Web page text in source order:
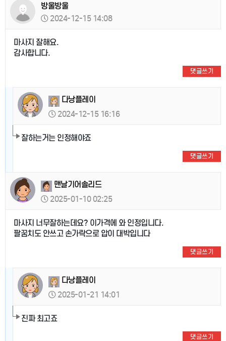
방울방울
2024-12-15 14:08
마사지 잘해요.
감사합니다.
댓글쓰기
다낭플레이
2024-12-15 16:16
잘하는거는 인정해야죠
댓글쓰기
맨날기어솔리드
2025-01-10 02:25
마사지 너무잘하는데요? 이가격에 와 인정입니다.
팔꿈치도 안쓰고 손가락으로 압이 대박입니다
댓글쓰기
다낭플레이
2025-01-21 14:01
진짜 최고죠
댓글쓰기